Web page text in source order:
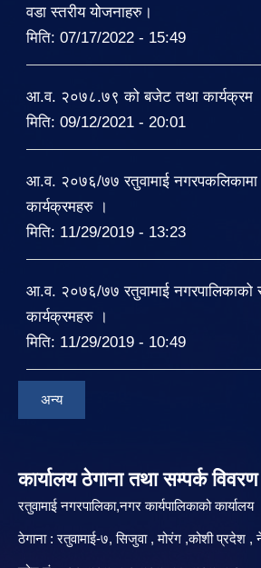
वडा स्तरीय योजनाहरु।
मिति: 07/17/2022 - 15:49
आ.व. २०७८.७९ को बजेट तथा कार्यक्रम
मिति: 09/12/2021 - 20:01
आ.व. २०७६/७७ रतुवामाई नगरपकलिकामा
कार्यक्रमहरु ।
मिति: 11/29/2019 - 13:23
आ.व. २०७६/७७ रतुवामाई नगरपालिकाको
कार्यक्रमहरु ।
मिति: 11/29/2019 - 10:49
अन्य
कार्यालय ठेगाना तथा सम्पर्क विवरण
रतुवामाई नगरपालिका,नगर कार्यपालिकाको कार्यालय
ठेगाना : रतुवामाई-७, सिजुवा , मोरंग ,कोशी प्रदेश ,